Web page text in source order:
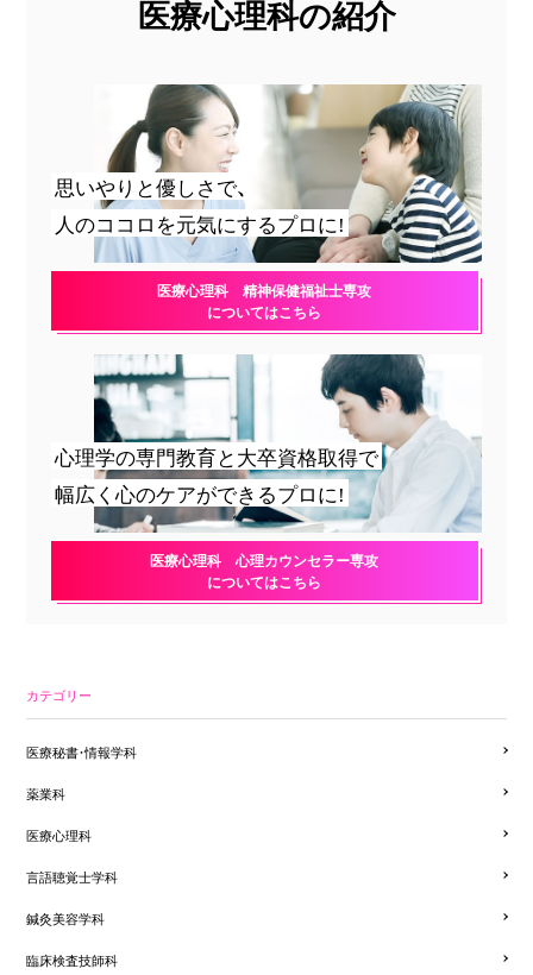
医療心理科の紹介
思いやりと優しさで、
人のココロを元気にするプロに!
医療心理科 精神保健福祉士専攻
についてはこちら
心理学の専門教育と大卒資格取得で
幅広く心のケアができるプロに!
医療心理科 心理カウンセラー専攻
についてはこちら
カテゴリー
医療秘書・情報学科
薬業科
医療心理科
言語聴覚士学科
鍼灸美容学科
臨床検査技師科